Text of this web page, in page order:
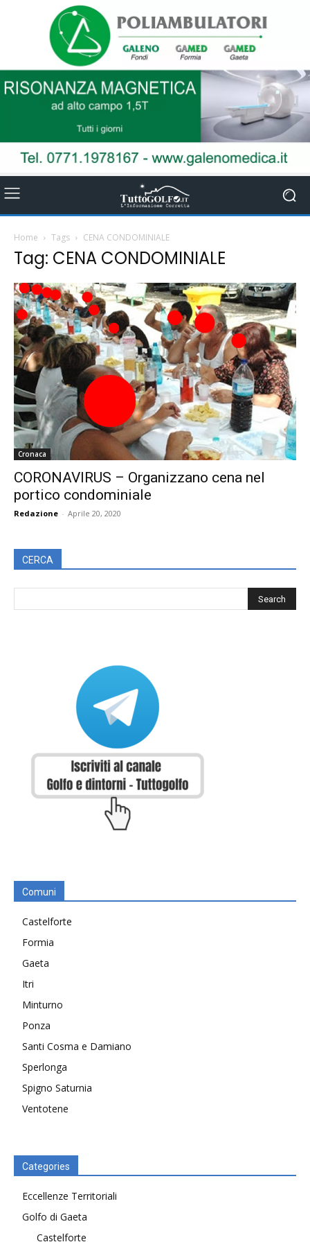
Home Tags CENA CONDOMINIALE
Tag: CENA CONDOMINIALE
Cronaca
CORONAVIRUS – Organizzano cena nel
portico condominiale
Redazione - Aprile 20, 2020
CERCA
Comuni
Castelforte
Formia
Gaeta
Itri
Minturno
Ponza
Santi Cosma e Damiano
Sperlonga
Spigno Saturnia
Ventotene
Categories
Eccellenze Territoriali
Golfo di Gaeta
Castelforte